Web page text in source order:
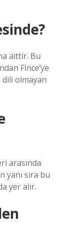
aittir. Bu
Fince’ye
dili olmayan
arasında
yanı sıra bu
yer alır.